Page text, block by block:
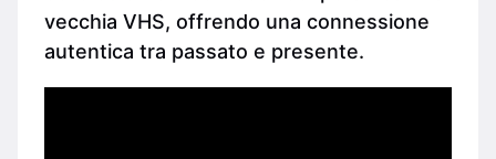
vecchia VHS, offrendo una connessione
autentica tra passato e presente.